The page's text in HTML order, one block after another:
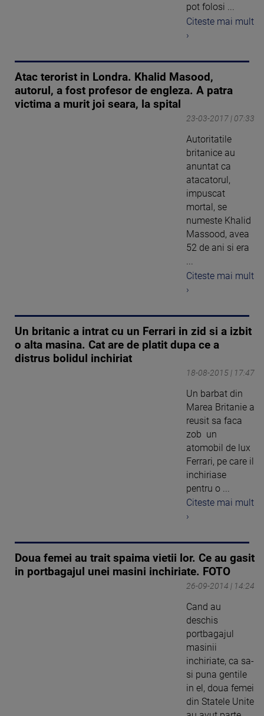
pot folosi ...
Citeste mai mult
›
Atac terorist in Londra. Khalid Masood,
autorul, a fost profesor de engleza. A patra
victima a murit joi seara, la spital
23-03-2017 | 07:33
Autoritatile
britanice au
anuntat ca
atacatorul,
impuscat
mortal, se
numeste Khalid
Massood, avea
52 de ani si era
...
Citeste mai mult
›
Un britanic a intrat cu un Ferrari in zid si a izbit
o alta masina. Cat are de platit dupa ce a
distrus bolidul inchiriat
18-08-2015 | 17:47
Un barbat din
Marea Britanie a
reusit sa faca
zob un
atomobil de lux
Ferrari, pe care il
inchiriase
pentru o ...
Citeste mai mult
›
Doua femei au trait spaima vietii lor. Ce au gasit
in portbagajul unei masini inchiriate. FOTO
26-09-2014 | 14:24
Cand au
deschis
portbagajul
masinii
inchiriate, ca sa-
si puna gentile
in el, doua femei
din Statele Unite